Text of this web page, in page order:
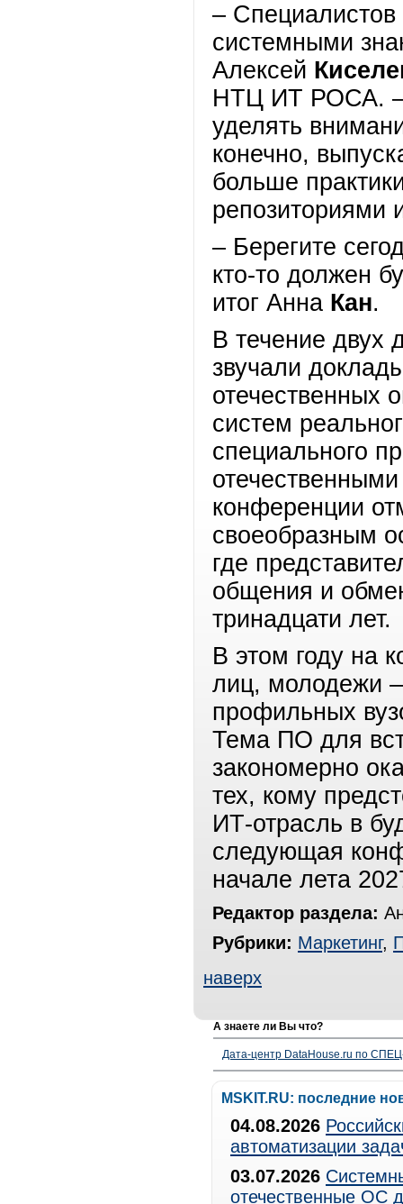
–
системными
Алексей
НТЦ ИТ РОСА. –
уделять
конечно,
больше
– Берегите
кто-то должен
итог Анна Кан.
В течение двух
звучали
отечественных
систем
специального
конференции
своеобразным
где
общения и
тринадцати лет.
В этом году на
лиц, молодежи –
профильных
Тема ПО для
закономерно
тех, кому
ИТ-отрасль в
следующая
начале лета
Редактор раздела:
Рубрики: Маркетинг,
наверх
А знаете ли Вы что?
Дата-центр DataHouse.ru по
MSKIT.RU: последние
04.08.2026
автоматизации
03.07.2026
отечественные ОС